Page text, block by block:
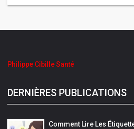
Philippe Cibille Santé
DERNIÈRES PUBLICATIONS
Comment Lire Les